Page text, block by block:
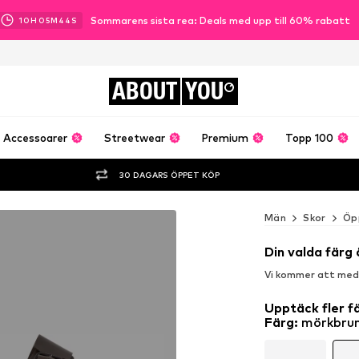
10H 05M 43 S Sommarens sista rea: Deals med upp till 60% rabatt
ABOUT YOU
Accessoarer Streetwear Premium Topp 100
30 DAGARS ÖPPET KÖP
Män Skor
Din valda färg
Vi kommer att
Upptäck fler
Färg: